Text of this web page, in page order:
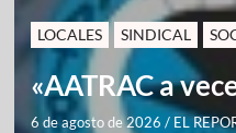
LOCALES SINDICAL
«AATRAC a
6 de agosto de 2026 / EL